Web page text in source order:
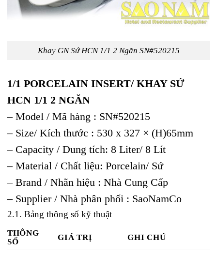
Khay GN Sứ HCN 1/1 2 Ngăn SN#520215
1/1 PORCELAIN INSERT/ KHAY SỨ
HCN 1/1 2 NGĂN
– Model / Mã hàng : SN#520215
– Size/ Kích thước : 530 x 327 × (H)65mm
– Capacity / Dung tích: 8 Liter/ 8 Lít
– Material / Chất liệu: Porcelain/ Sứ
– Brand / Nhãn hiệu : Nhà Cung Cấp
– Supplier / Nhà phân phối : SaoNamCo
2.1. Bảng thông số kỹ thuật
THÔNG
SỐ
GIÁ TRỊ GHI CHÚ